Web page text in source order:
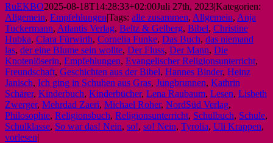
RuEKBO2025-08-18T14:28:33+02:00Juli 27th, 2023|Kategorien:
Allgemein, Empfehlungen|Tags: alle zusammen, Allgemein, Anja
Tuckermann, Atlantis Verlag, Beltz & Gelberg, Bibel, Christine
Hubka, Clara Fürwirth, Cornelia Funke, Das Buch, das niemand
las, der eine Blume sein wollte, Der Fluss, Der Mann, Die
Knotenlöserin, Empfehlungen, Evangelischer Religionsunterricht,
Freundschaft, Geschichten aus der Bibel, Hannes Binder, Heinz
Janisch, Ich ging in Schuhen aus Gras, Jungbrunnen, Kathrin
Schärer, Kinderbuch, Kinderbücher, Lena Raubaum, Lesen, Lisbeth
Zwerger, Mehrdad Zaeri, Michael Roher, NordSüd Verlag,
Philosophie, Religionsbuch, Religionsunterricht, Schulbuch, Schule,
Schulklasse, So war das! Nein, so!, so! Nein, Tyrolia, Uli Krappen,
vorlesen|